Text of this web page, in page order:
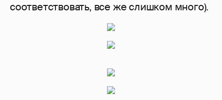
соответствовать, все же слишком много).